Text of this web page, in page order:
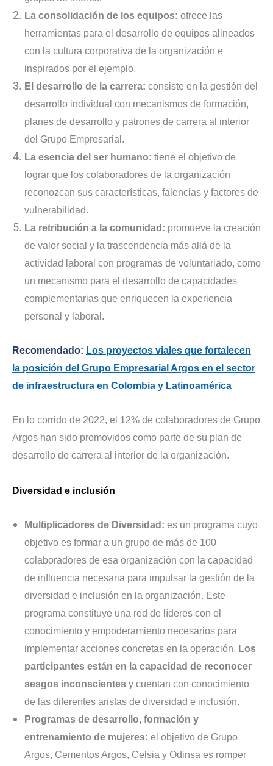
La consolidación de los equipos: ofrece las
herramientas para el desarrollo de equipos alineados
con la cultura corporativa de la organización e
inspirados por el ejemplo.
El desarrollo de la carrera: consiste en la gestión del
desarrollo individual con mecanismos de formación,
planes de desarrollo y patrones de carrera al interior
del Grupo Empresarial.
La esencia del ser humano: tiene el objetivo de
lograr que los colaboradores de la organización
reconozcan sus características, falencias y factores de
vulnerabilidad.
La retribución a la comunidad: promueve la creación
de valor social y la trascendencia más allá de la
actividad laboral con programas de voluntariado, como
un mecanismo para el desarrollo de capacidades
complementarias que enriquecen la experiencia
personal y laboral.
Recomendado: Los proyectos viales que fortalecen
la posición del Grupo Empresarial Argos en el sector
de infraestructura en Colombia y Latinoamérica
En lo corrido de 2022, el 12% de colaboradores de Grupo
Argos han sido promovidos como parte de su plan de
desarrollo de carrera al interior de la organización.
Diversidad e inclusión
Multiplicadores de Diversidad: es un programa cuyo
objetivo es formar a un grupo de más de 100
colaboradores de esa organización con la capacidad
de influencia necesaria para impulsar la gestión de la
diversidad e inclusión en la organización. Este
programa constituye una red de líderes con el
conocimiento y empoderamiento necesarios para
implementar acciones concretas en la operación. Los
participantes están en la capacidad de reconocer
sesgos inconscientes y cuentan con conocimiento
de las diferentes aristas de diversidad e inclusión.
Programas de desarrollo, formación y
entrenamiento de mujeres: el objetivo de Grupo
Argos, Cementos Argos, Celsia y Odinsa es romper